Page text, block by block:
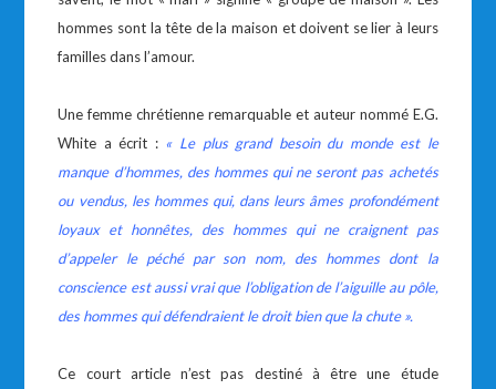
hommes sont la tête de la maison et doivent se lier à leurs
familles dans l’amour.
Une femme chrétienne remarquable et auteur nommé E.G.
White a écrit : « Le plus grand besoin du monde est le
manque d’hommes, des hommes qui ne seront pas achetés
ou vendus, les hommes qui, dans leurs âmes profondément
loyaux et honnêtes, des hommes qui ne craignent pas
d’appeler le péché par son nom, des hommes dont la
conscience est aussi vrai que l’obligation de l’aiguille au pôle,
des hommes qui défendraient le droit bien que la chute ».
Ce court article n’est pas destiné à être une étude